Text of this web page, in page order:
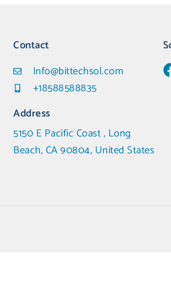
Contact
Info@bittechsol.com
+18588588835
Address
5150 E Pacific Coast , Long
Beach, CA 90804, United States